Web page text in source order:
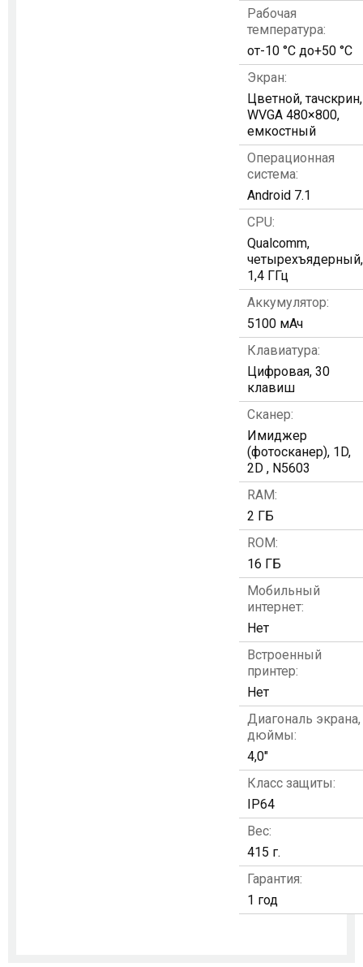
Рабочая
температура:
от-10 °C до+50 °C
Экран:
Цветной, тачскрин,
WVGA 480×800,
емкостный
Операционная
система:
Android 7.1
CPU:
Qualcomm,
четырехъядерный,
1,4 ГГц
Аккумулятор:
5100 мАч
Клавиатура:
Цифровая, 30
клавиш
Сканер:
Имиджер
(фотосканер), 1D,
2D , N5603
RAM:
2 ГБ
ROM:
16 ГБ
Мобильный
интернет:
Нет
Встроенный
принтер:
Нет
Диагональ экрана,
дюймы:
4,0"
Класс защиты:
IP64
Вес:
415 г.
Гарантия:
1 год